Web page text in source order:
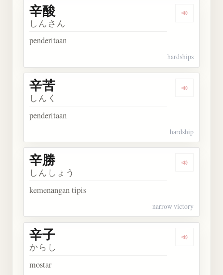
Dengarkan
辛酸
しんさん
penderitaan
hardships
Dengarkan
辛苦
しんく
penderitaan
hardship
Dengarkan
辛勝
しんしょう
kemenangan tipis
narrow victory
Dengarkan
辛子
からし
mostar